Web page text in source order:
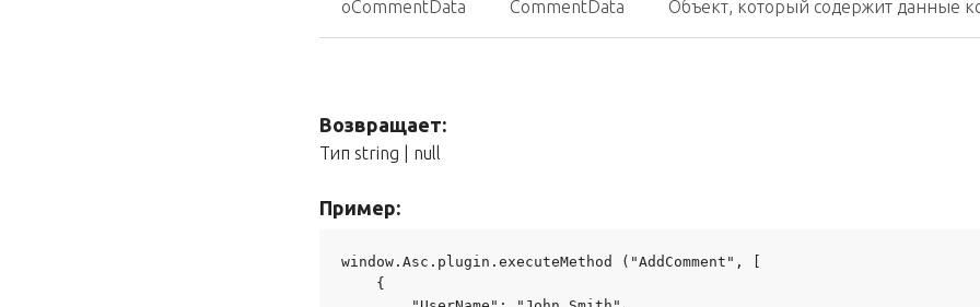
oCommentData CommentData Объект, который содержит данные
Возвращает:
Тип string | null
Пример:
window.Asc.plugin.executeMethod ("AddComment", [
    {